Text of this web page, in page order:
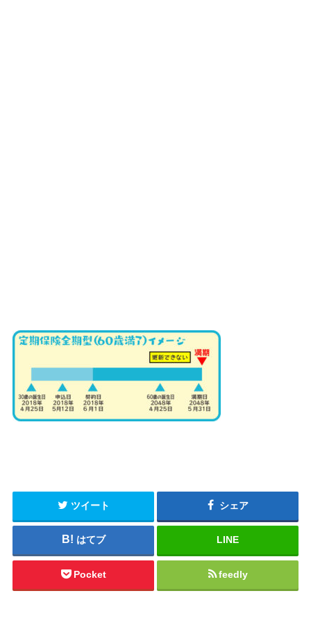
ツイート シェア
はてブ LINE
Pocket feedly